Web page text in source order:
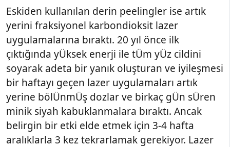
Eskiden kullanılan derin peelingler ise artık
yerini fraksiyonel karbondioksit lazer
uygulamalarına bıraktı. 20 yıl önce ilk
çıktığında yÜksek enerji ile tÜm yÜz cildini
soyarak adeta bir yanık oluşturan ve iyileşmesi
bir haftayı geçen lazer uygulamaları artık
yerine bölÜnmÜş dozlar ve birkaç gÜn sÜren
minik siyah kabuklanmalara bıraktı. Ancak
belirgin bir etki elde etmek için 3-4 hafta
aralıklarla 3 kez tekrarlamak gerekiyor. Lazer